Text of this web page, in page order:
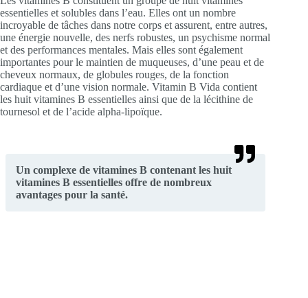
essentielles et solubles dans l’eau. Elles ont un nombre
incroyable de tâches dans notre corps et assurent, entre autres,
une énergie nouvelle, des nerfs robustes, un psychisme normal
et des performances mentales. Mais elles sont également
importantes pour le maintien de muqueuses, d’une peau et de
cheveux normaux, de globules rouges, de la fonction
cardiaque et d’une vision normale. Vitamin B Vida contient
les huit vitamines B essentielles ainsi que de la lécithine de
tournesol et de l’acide alpha-lipoïque.
Un complexe de vitamines B contenant les huit
vitamines B essentielles offre de nombreux
avantages pour la santé.